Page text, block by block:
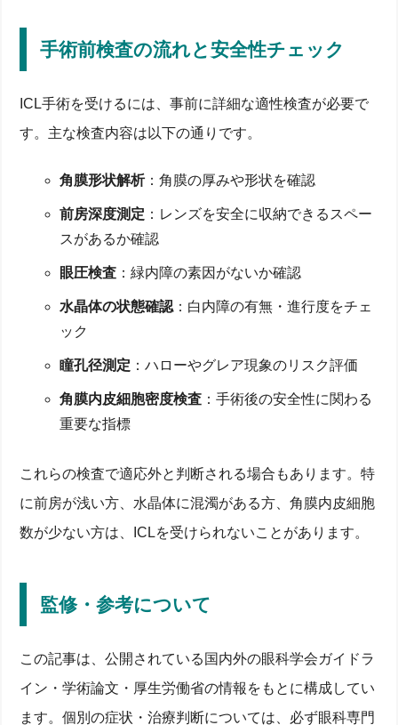
手術前検査の流れと安全性チェック
ICL手術を受けるには、事前に詳細な適性検査が必要で
す。主な検査内容は以下の通りです。
角膜形状解析：角膜の厚みや形状を確認
前房深度測定 ：レンズを安全に収納できるスペー
スがあるか確認
眼圧検査 ：緑内障の素因がないか確認
水晶体の状態確認：白内障の有無・進行度をチェ
ック
瞳孔径測定 ：ハローやグレア現象のリスク評価
角膜内皮細胞密度検査 ：手術後の安全性に関わる
重要な指標
これらの検査で適応外と判断される場合もあります。特
に前房が浅い方、水晶体に混濁がある方、角膜内皮細胞
数が少ない方は、ICLを受けられないことがあります。
監修・参考について
この記事は、公開されている国内外の眼科学会ガイドラ
イン・学術論文・厚生労働省の情報をもとに構成してい
ます。個別の症状・治療判断については、必ず眼科専門